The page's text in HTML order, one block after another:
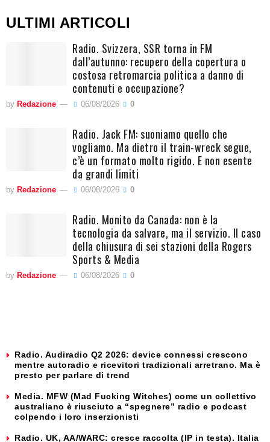
ULTIMI ARTICOLI
Radio. Svizzera, SSR torna in FM
dall’autunno: recupero della copertura o
costosa retromarcia politica a danno di
contenuti e occupazione?
by Redazione 06/08/2026 0
Radio. Jack FM: suoniamo quello che
vogliamo. Ma dietro il train-wreck segue,
c’è un formato molto rigido. E non esente
da grandi limiti
by Redazione 06/08/2026 0
Radio. Monito da Canada: non è la
tecnologia da salvare, ma il servizio. Il caso
della chiusura di sei stazioni della Rogers
Sports & Media
by Redazione 06/08/2026 0
Radio. Audiradio Q2 2026: device connessi crescono
mentre autoradio e ricevitori tradizionali arretrano. Ma è
presto per parlare di trend
Media. MFW (Mad Fucking Witches) come un collettivo
australiano è riusciuto a “spegnere” radio e podcast
colpendo i loro inserzionisti
Radio. UK, AA/WARC: cresce raccolta (IP in testa). Italia